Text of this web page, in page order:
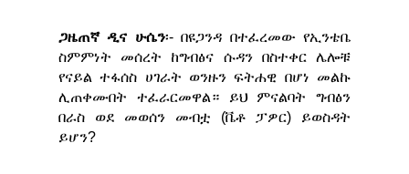
ጋዜጠኛ ዲና ሁሴን፡- በዩጋንዳ በተፈረመው የኢንቴቤ
ስምምነት መሰረት ከግብፅና ሱዳን በስተቀር ሌሎቹ
የናይል ተፋሰስ ሀገራት ወንዙን ፍትሐዊ በሆነ መልኩ
ሊጠቀሙበት ተፈራርመዋል። ይህ ምናልባት ግብፅን
በራስ ወደ መወሰን መብቷ (ቬቶ ፓዎር) ይወስዳት
ይሆን?